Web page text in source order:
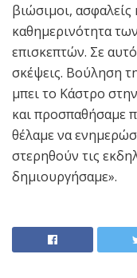
βιώσιμοι, ασφαλείς
καθημερινότητα
επισκεπτών. Σε
σκέψεις. Βούληση
μπει το Κάστρο
και προσπαθήσαμε
θέλαμε να
στερηθούν τις
δημιουργήσαμε».